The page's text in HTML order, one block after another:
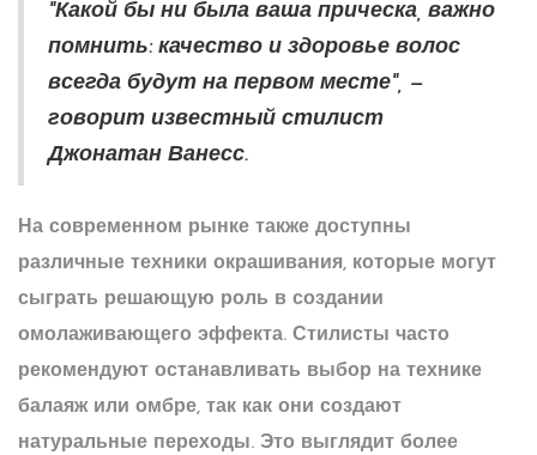
"Какой бы ни была ваша прическа, важно
помнить: качество и здоровье волос
всегда будут на первом месте", —
говорит известный стилист
Джонатан Ванесс.
На современном рынке также доступны
различные техники окрашивания, которые могут
сыграть решающую роль в создании
омолаживающего эффекта. Стилисты часто
рекомендуют останавливать выбор на технике
балаяж или омбре, так как они создают
натуральные переходы. Это выглядит более